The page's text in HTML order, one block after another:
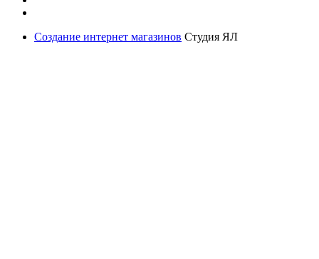
Создание интернет магазинов Студия ЯЛ